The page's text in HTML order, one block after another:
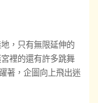
，只有無限延伸的
裡的還有許多跳舞
著，企圖向上飛出迷